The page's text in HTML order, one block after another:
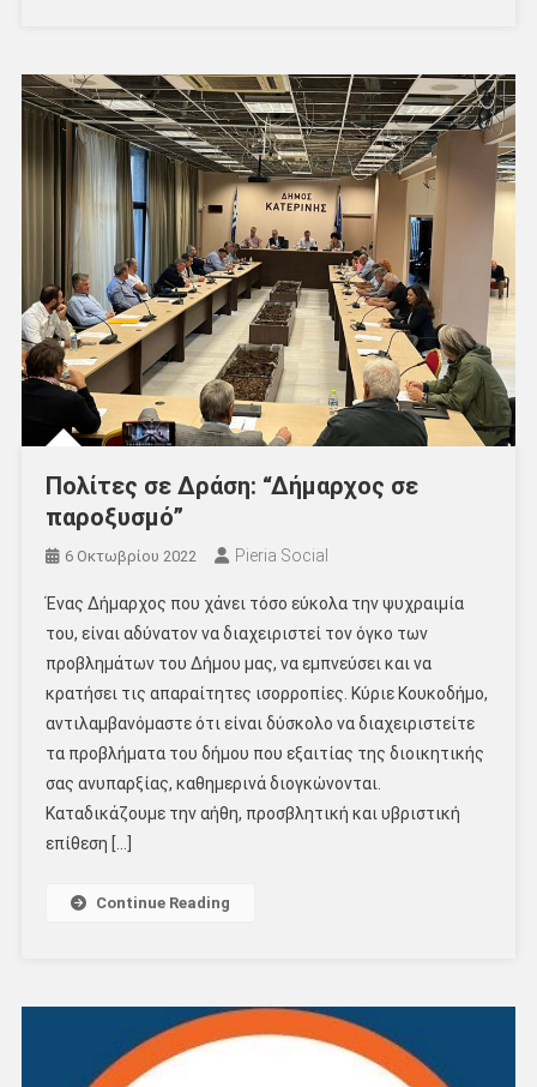
Πολίτες σε Δράση: “Δήμαρχος σε
παροξυσμό”
6 Οκτωβρίου 2022 Pieria Social
Ένας Δήμαρχος που χάνει τόσο εύκολα την ψυχραιμία
του, είναι αδύνατον να διαχειριστεί τον όγκο των
προβλημάτων του Δήμου μας, να εμπνεύσει και να
κρατήσει τις απαραίτητες ισορροπίες. Κύριε Κουκοδήμο,
αντιλαμβανόμαστε ότι είναι δύσκολο να διαχειριστείτε
τα προβλήματα του δήμου που εξαιτίας της διοικητικής
σας ανυπαρξίας, καθημερινά διογκώνονται.
Καταδικάζουμε την αήθη, προσβλητική και υβριστική
επίθεση […]
Continue Reading